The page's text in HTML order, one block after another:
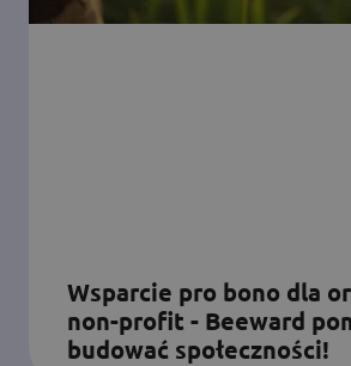
Wsparcie pro bono dla
non-profit - Beeward
budować społeczności!